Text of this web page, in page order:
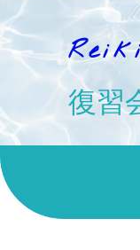
復習